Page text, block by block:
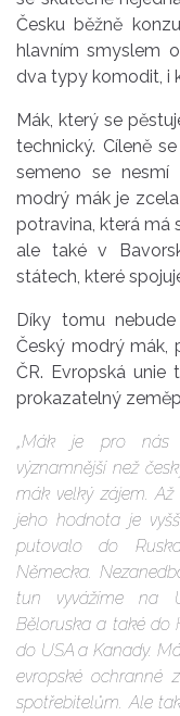
Česku běžně
hlavním smyslem
dva typy komodit, i
Mák, který se
technický. Cíleně
semeno se nesmí
modrý mák je
potravina, která má
ale také v
státech, které
Díky tomu
Český modrý mák,
ČR. Evropská unie
prokazatelný
„Mák je pro nás
významnější než
mák velký zájem.
jeho hodnota je
putovalo do
Německa.
tun vyvážíme na
Běloruska a také do
do USA a Kanady.
evropské ochranné
spotřebitelům. Ale